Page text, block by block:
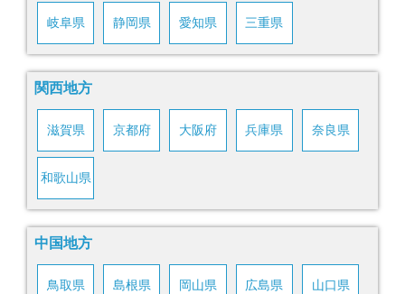
岐阜県 静岡県 愛知県 三重県
関西地方
滋賀県 京都府 大阪府 兵庫県 奈良県
和歌山県
中国地方
鳥取県 島根県 岡山県 広島県 山口県